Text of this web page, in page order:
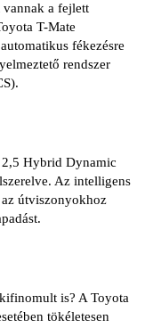
a fejlett
T-Mate
fékezésre
rendszer
2,5 Hybrid Dynamic
Az intelligens
az útviszonyokhoz
is? A Toyota
tökéletesen